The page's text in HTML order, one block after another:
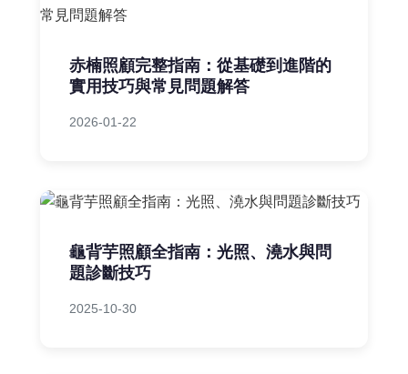
赤楠照顧完整指南：從基礎到進階的
實用技巧與常見問題解答
2026-01-22
龜背芋照顧全指南：光照、澆水與問
題診斷技巧
2025-10-30